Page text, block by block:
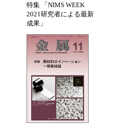
特集 「NIMS WEEK
2021研究者による最新
成果」